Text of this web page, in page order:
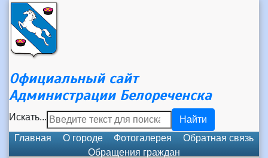
Официальный сайт
Администрации Белореченска
Искать...
Найти
Главная
О городе Фотогалерея
Обратная связь
Обращения граждан